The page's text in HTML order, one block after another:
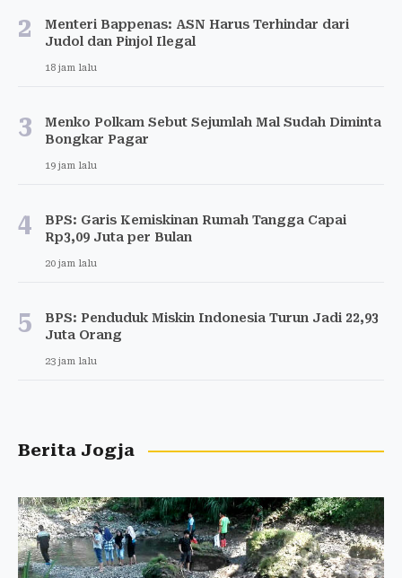
2
Menteri Bappenas: ASN Harus Terhindar dari
Judol dan Pinjol Ilegal
18 jam lalu
3
Menko Polkam Sebut Sejumlah Mal Sudah Diminta
Bongkar Pagar
19 jam lalu
4
BPS: Garis Kemiskinan Rumah Tangga Capai
Rp3,09 Juta per Bulan
20 jam lalu
5
BPS: Penduduk Miskin Indonesia Turun Jadi 22,93
Juta Orang
23 jam lalu
Berita Jogja